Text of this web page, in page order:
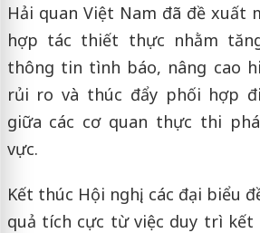
Hải quan Việt Nam đã đề xuất
hợp tác thiết thực nhằm
thông tin tình báo, nâng cao
rủi ro và thúc đẩy phối hợp
giữa các cơ quan thực thi
vực.
Kết thúc Hội nghị, các đại biểu
quả tích cực từ việc duy trì kết